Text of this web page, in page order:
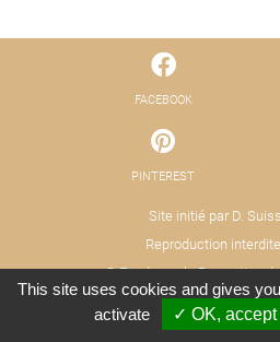
FACEBOOK
PINTEREST
Site initié par D.
Reproduction
© Fond pour la Promotion
Mentions légales - Protection des données
This site uses cookies and gives
activate
✓ OK, accept